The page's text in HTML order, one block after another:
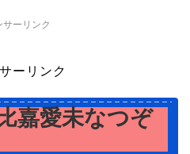
サーリンク
ーリンク
嘉愛未なつぞ